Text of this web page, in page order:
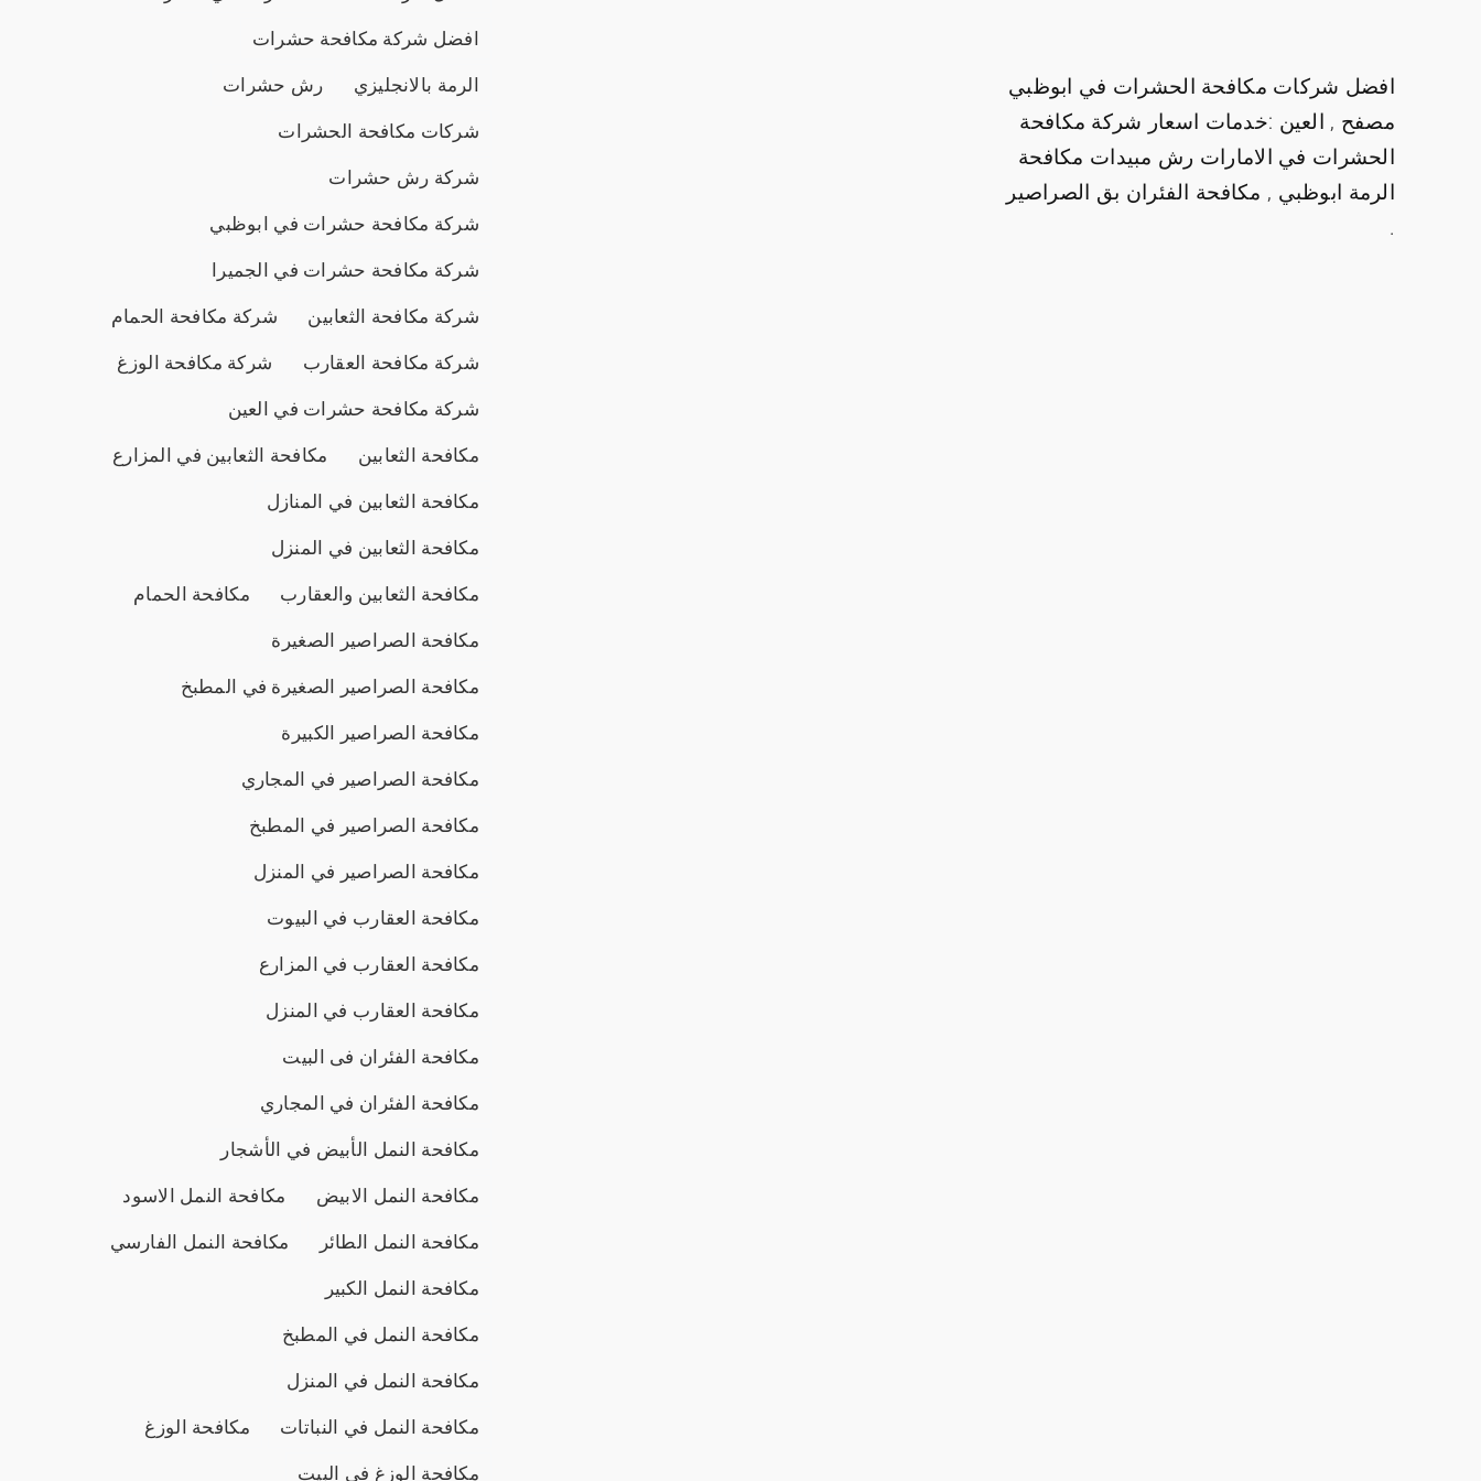
افضل شركات مكافحة الحشرات في ابوظبي
مصفح , العين :خدمات اسعار شركة مكافحة
الحشرات في الامارات رش مبيدات مكافحة
الرمة ابوظبي , مكافحة الفئران بق الصراصير
.
افضل شركة مكافحة حشرات
الرمة بالانجليزي رش حشرات
شركات مكافحة الحشرات
شركة رش حشرات
شركة مكافحة حشرات في ابوظبي
شركة مكافحة حشرات في الجميرا
شركة مكافحة الثعابين شركة مكافحة الحمام
شركة مكافحة العقارب شركة مكافحة الوزغ
شركة مكافحة حشرات في العين
مكافحة الثعابين مكافحة الثعابين في المزارع
مكافحة الثعابين في المنازل
مكافحة الثعابين في المنزل
مكافحة الثعابين والعقارب مكافحة الحمام
مكافحة الصراصير الصغيرة
مكافحة الصراصير الصغيرة في المطبخ
مكافحة الصراصير الكبيرة
مكافحة الصراصير في المجاري
مكافحة الصراصير في المطبخ
مكافحة الصراصير في المنزل
مكافحة العقارب في البيوت
مكافحة العقارب في المزارع
مكافحة العقارب في المنزل
مكافحة الفئران فى البيت
مكافحة الفئران في المجاري
مكافحة النمل الأبيض في الأشجار
مكافحة النمل الابيض مكافحة النمل الاسود
مكافحة النمل الطائر مكافحة النمل الفارسي
مكافحة النمل الكبير
مكافحة النمل في المطبخ
مكافحة النمل في المنزل
مكافحة النمل في النباتات مكافحة الوزغ
مكافحة الوزغ في البيت